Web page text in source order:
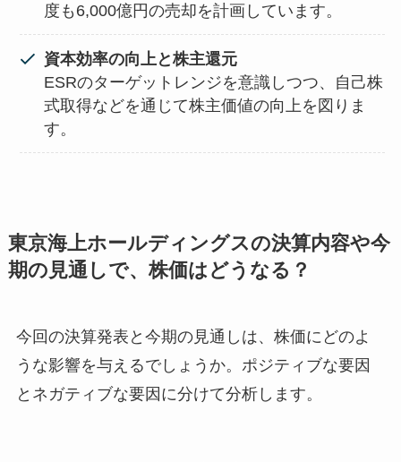
度も6,000億円の売却を計画しています。
資本効率の向上と株主還元
ESRのターゲットレンジを意識しつつ、自己株
式取得などを通じて株主価値の向上を図りま
す。
東京海上ホールディングスの決算内容や今
期の見通しで、株価はどうなる？
今回の決算発表と今期の見通しは、株価にどのよ
うな影響を与えるでしょうか。ポジティブな要因
とネガティブな要因に分けて分析します。